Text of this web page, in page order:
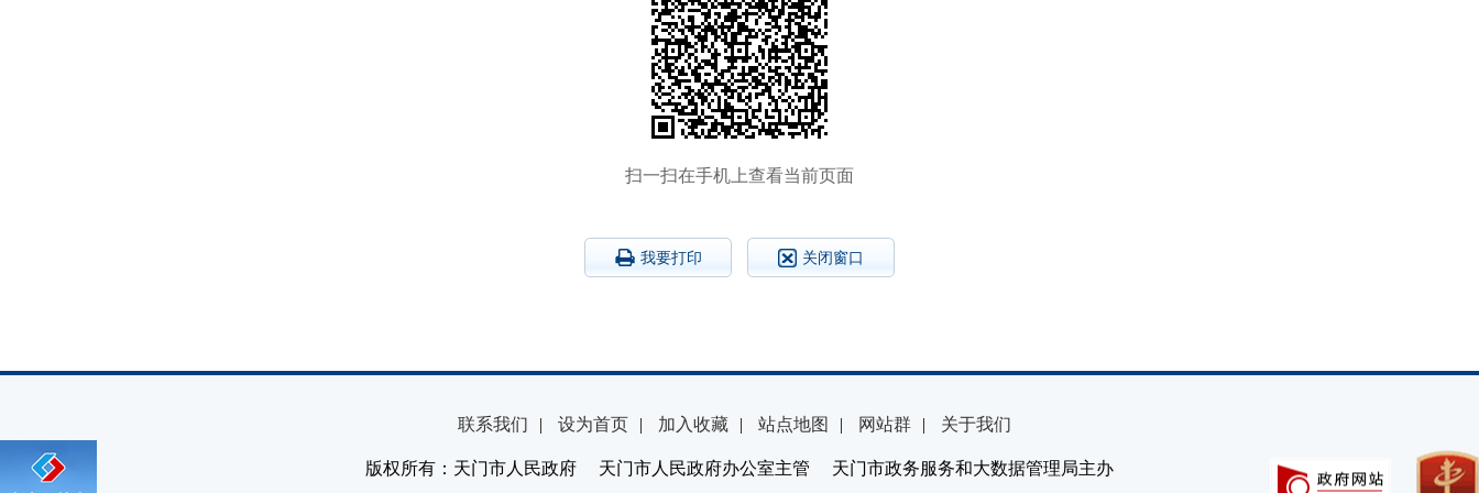
扫一扫在手机上查看当前页面
我要打印 关闭窗口
联系我们 | 设为首页 | 加入收藏 | 站点地图 | 网站群 | 关于我们
版权所有：天门市人民政府 天门市人民政府办公室主管 天门市政务服务和大数据管理局主办